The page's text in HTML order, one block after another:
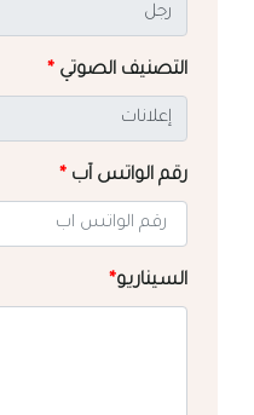
التصنيف الصوتي *
رقم الواتس آب *
السيناريو*